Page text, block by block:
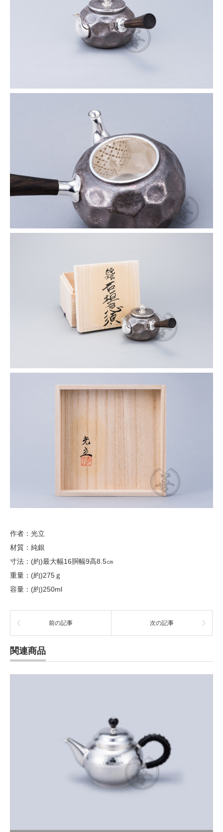
作者：光立
材質：純銀
寸法：(約)最大幅16胴幅9高8.5㎝
重量：(約)275ｇ
容量：(約)250ml
前の記事 次の記事
関連商品